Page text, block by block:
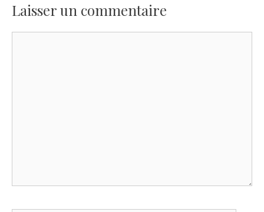
Laisser un commentaire